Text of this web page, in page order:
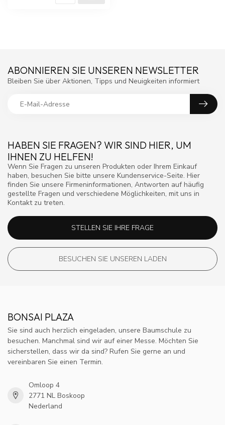
HABEN SIE FRAGEN? WIR SIND HIER, UM
IHNEN ZU HELFEN!
Wenn Sie Fragen zu unseren Produkten oder Ihrem Einkauf
haben, besuchen Sie bitte unsere Kundenservice-Seite. Hier
finden Sie unsere Firmeninformationen, Antworten auf häufig
gestellte Fragen und verschiedene Möglichkeiten, mit uns in
Kontakt zu treten.
STELLEN SIE IHRE FRAGE
BESUCHEN SIE UNSEREN LADEN
ABONNIEREN SIE UNSEREN NEWSLETTER
Bleiben Sie über Aktionen, Tipps und Neuigkeiten informiert
BONSAI PLAZA
Sie sind auch herzlich eingeladen, unsere Baumschule zu
besuchen. Manchmal sind wir auf einer Messe. Möchten Sie
sicherstellen, dass wir da sind? Rufen Sie gerne an und
vereinbaren Sie einen Termin.
Omloop 4
2771 NL Boskoop
Nederland